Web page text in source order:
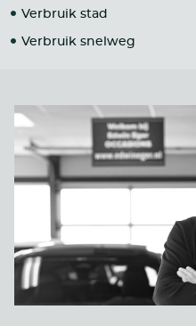
Verbruik stad
Verbruik snelweg